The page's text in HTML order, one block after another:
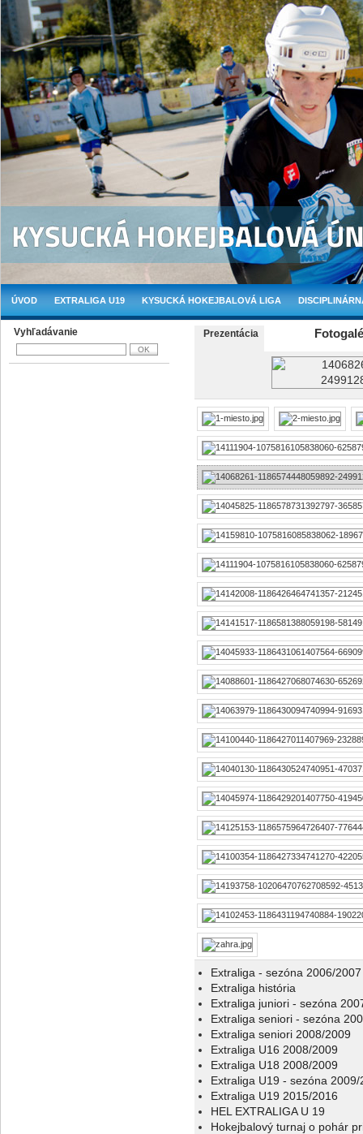
ÚVOD EXTRALIGA U19 KYSUCKÁ HOKEJBALOVÁ LIGA
Vyhľadávanie Prezentácia
Extraliga - sezóna 2006/2007
Extraliga história
Extraliga juniori - sezóna
Extraliga seniori - sezóna
Extraliga seniori 2008/2009
Extraliga U16 2008/2009
Extraliga U18 2008/2009
Extraliga U19 - sezóna 2009/
Extraliga U19 2015/2016
HEL EXTRALIGA U 19
Hokejbalový turnaj o pohár